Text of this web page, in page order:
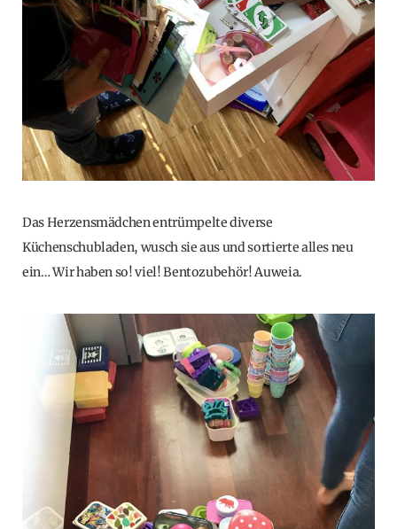
Das Herzensmädchen entrümpelte diverse
Küchenschubladen, wusch sie aus und sortierte alles neu
ein… Wir haben so! viel! Bentozubehör! Auweia.